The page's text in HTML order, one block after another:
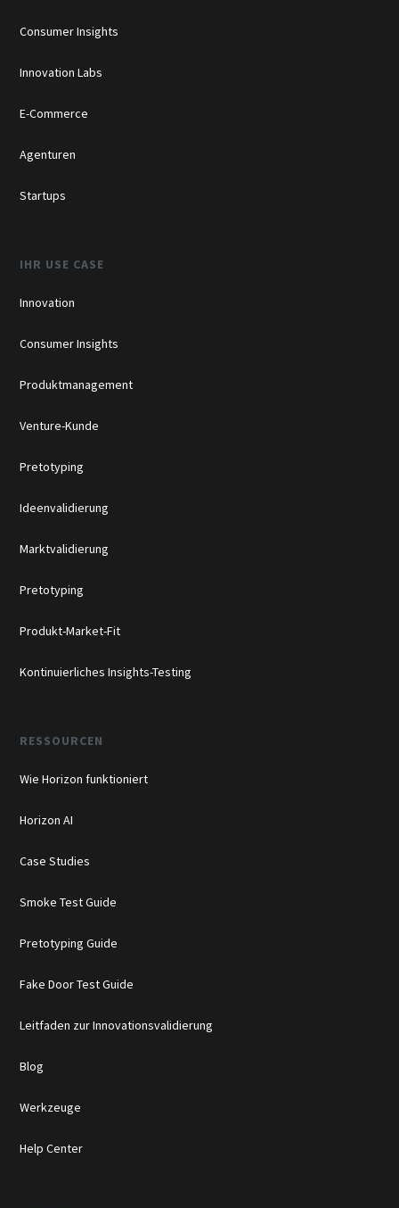
Consumer Insights
Innovation Labs
E-Commerce
Agenturen
Startups
IHR USE CASE
Innovation
Consumer Insights
Produktmanagement
Venture-Kunde
Pretotyping
Ideenvalidierung
Marktvalidierung
Pretotyping
Produkt-Market-Fit
Kontinuierliches Insights-Testing
RESSOURCEN
Wie Horizon funktioniert
Horizon AI
Case Studies
Smoke Test Guide
Pretotyping Guide
Fake Door Test Guide
Leitfaden zur Innovationsvalidierung
Blog
Werkzeuge
Help Center